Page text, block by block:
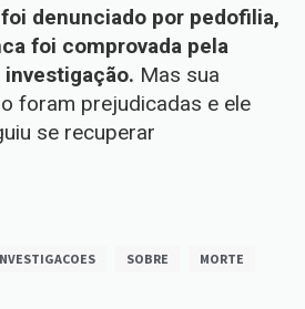
denunciado por pedofilia,
foi comprovada pela
Mas sua
foram prejudicadas e ele
se recuperar
SOBRE MORTE